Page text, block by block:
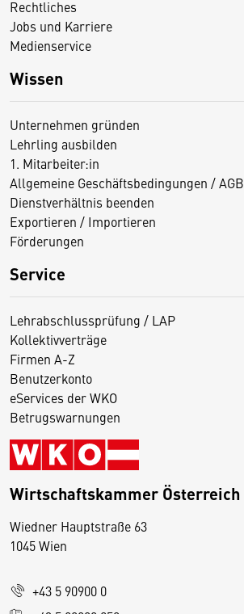
Rechtliches
Jobs und Karriere
Medienservice
Wissen
Unternehmen gründen
Lehrling ausbilden
1. Mitarbeiter:in
Allgemeine Geschäftsbedingungen / AGB
Dienstverhältnis beenden
Exportieren / Importieren
Förderungen
Service
Lehrabschlussprüfung / LAP
Kollektivverträge
Firmen A-Z
Benutzerkonto
eServices der WKO
Betrugswarnungen
Wirtschaftskammer Österreich
Wiedner Hauptstraße 63
1045 Wien
+43 5 90900 0
D
s